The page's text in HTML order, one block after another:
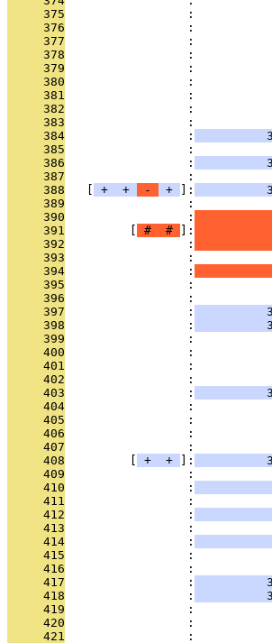
     375
:
     376
:
     377
:
     378
:
     379
:
     380
:
     381
:
     382
:
     383
:
     384
                 :
     385
:
     386
                 :
     387
:
     388
+ + - + ]:
     389
:
     390
                 :
     391
# # ]:
     392
                 :
     393
:
     394
                 :
     395
:
     396
:
     397
                 :
     398
                 :
     399
:
     400
:
     401
:
     402
:
     403
                 :
     404
:
     405
:
     406
:
     407
:
     408
+ + ]:
     409
:
     410
                 :
     411
:
     412
                 :
     413
:
     414
                 :
     415
:
     416
:
     417
                 :
     418
                 :
     419
:
     420
:
     421
: